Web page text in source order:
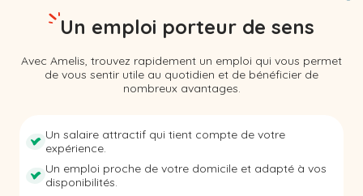
Un emploi porteur de sens
Avec Amelis, trouvez rapidement un emploi qui vous permet
de vous sentir utile au quotidien et de bénéficier de
nombreux avantages.
Un salaire attractif qui tient compte de votre
expérience.
Un emploi proche de votre domicile et adapté à vos
disponibilités.